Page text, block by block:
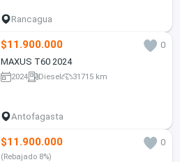
Rancagua
$11.900.000
0
MAXUS T60 2024
2024 Diesel 31715 km
Antofagasta
$11.900.000 0
(Rebajado 8%)